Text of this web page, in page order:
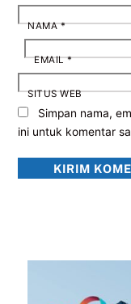
NAMA*
EMAIL*
SITUS WEB
Simpan nama,
ini untuk komentar